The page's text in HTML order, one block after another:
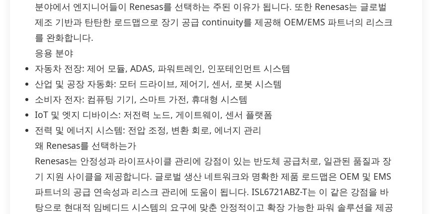
분야에서 엔지니어들이 Renesas를 선택하는 주된 이유가 됩니다. 또한 Renesas는 글로벌
제조 기반과 탄탄한 로드맵으로 장기 공급 continuity를 제공해 OEM/EMS 파트너의 리스크
를 완화합니다.
응용 분야
자동차 전장: 제어 모듈, ADAS, 파워트레인, 인포테인먼트 시스템
산업 및 공장 자동화: 모터 드라이브, 제어기, 센서, 로봇 시스템
소비자 전자: 컴퓨팅 기기, 스마트 가전, 휴대형 시스템
IoT 및 엣지 디바이스: 저전력 노드, 게이트웨이, 센서 플랫폼
전력 및 에너지 시스템: 전압 조정, 변환 회로, 에너지 관리
왜 Renesas를 선택하는가
Renesas는 안정성과 라이프사이클 관리에 강점이 있는 반도체 공급처로, 일관된 품질과 장
기 지원 사이클을 제공합니다. 글로벌 생산 네트워크와 명확한 제품 로드맵은 OEM 및 EMS
파트너의 공급 연속성과 리스크 관리에 도움이 됩니다. ISL6721ABZ-T는 이 같은 강점을 바
탕으로 현대적 임베디드 시스템의 요구에 맞춘 안정적이고 확장 가능한 파워 솔루션을 제공